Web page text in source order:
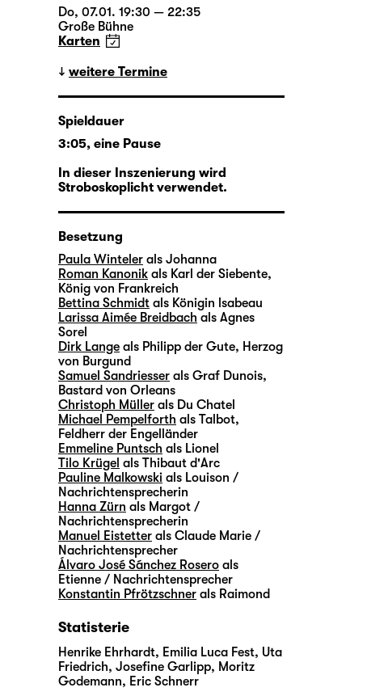
Do, 07.01. 19:30 — 22:35
Große Bühne
Karten
weitere Termine
Spieldauer
3:05, eine Pause
In dieser Inszenierung wird
Stroboskoplicht verwendet.
Besetzung
Paula Winteler als Johanna
Roman Kanonik als Karl der Siebente,
König von Frankreich
Bettina Schmidt als Königin lsabeau
Larissa Aimée Breidbach als Agnes
Sorel
Dirk Lange als Philipp der Gute, Herzog
von Burgund
Samuel Sandriesser als Graf Dunois,
Bastard von Orleans
Christoph Müller als Du Chatel
Michael Pempelforth als Talbot,
Feldherr der Engelländer
Emmeline Puntsch als Lionel
Tilo Krügel als Thibaut d'Arc
Pauline Malkowski als Louison /
Nachrichtensprecherin
Hanna Zürn als Margot /
Nachrichtensprecherin
Manuel Eistetter als Claude Marie /
Nachrichtensprecher
Álvaro José Sánchez Rosero als
Etienne / Nachrichtensprecher
Konstantin Pfrötzschner als Raimond
Statisterie
Henrike Ehrhardt, Emilia Luca Fest, Uta
Friedrich, Josefine Garlipp, Moritz
Godemann, Eric Schnerr